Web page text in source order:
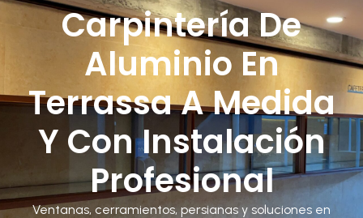
Carpintería De
Aluminio En
Terrassa A Medida
Y Con Instalación
Profesional
Ventanas, cerramientos, persianas y soluciones en